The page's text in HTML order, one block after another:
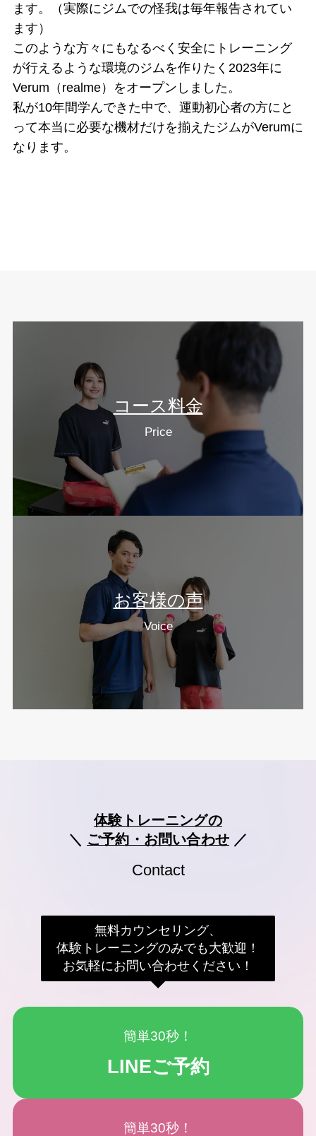
ます。（実際にジムでの怪我は毎年報告されてい
ます）
このような方々にもなるべく安全にトレーニング
が行えるような環境のジムを作りたく2023年に
Verum（realme）をオープンしました。
私が10年間学んできた中で、運動初心者の方にと
って本当に必要な機材だけを揃えたジムがVerumに
なります。
コース料金
Price
お客様の声
Voice
体験トレーニングの
＼ ご予約・お問い合わせ ／
Contact
無料カウンセリング、
体験トレーニングのみでも大歓迎！
お気軽にお問い合わせください！
簡単30秒！
LINEご予約
簡単30秒！